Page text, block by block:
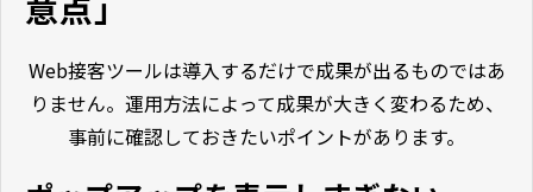
Web接客ツールは導入するだけで成果が出るものではあ
りません。運用方法によって成果が大きく変わるため、
事前に確認しておきたいポイントがあります。